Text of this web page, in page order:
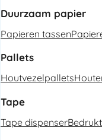
Duurzaam papier
Papieren tassen
Pallets
Houtvezelpallets
Tape
Tape dispenser